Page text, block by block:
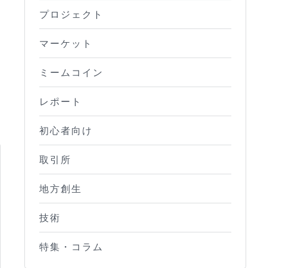
プロジェクト
マーケット
ミームコイン
レポート
初心者向け
取引所
地方創生
技術
特集・コラム